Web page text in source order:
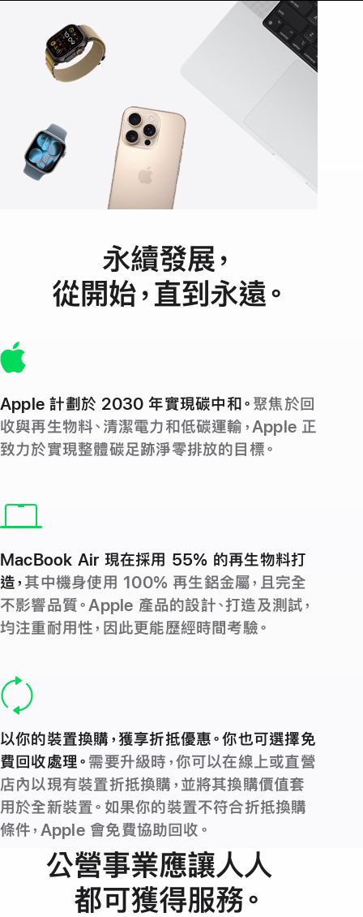
永續發展 ，
從開始，直到永遠。
Apple 計劃於 2030 年實現碳中和。 聚焦於回
收與再生物料、清潔電力和低碳運輸，Apple 正
致力於實現整體碳足跡淨零排放的目標。
MacBook Air 現在採用 55% 的再生物料打
造， 其中機身使用 100% 再生鋁金屬，且完全
不影響品質。Apple 產品的設計、打造及測試，
均注重耐用性，因此更能歷經時間考驗。
以你的裝置換購，獲享折抵優惠。你也可選擇免
費回收處理。 需要升級時，你可以在線上或直營
店內以現有裝置折抵換購，並將其換購價值套
用於全新裝置。 如果你的裝置不符合折抵換購
條件，Apple 會免費協助回收。
公營事業應讓人人
都可獲得服務。